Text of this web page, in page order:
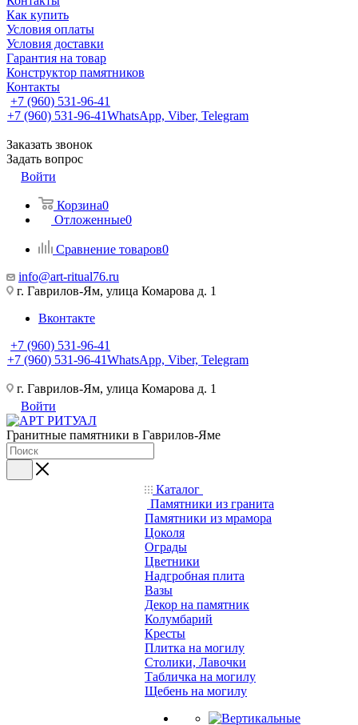
Как купить
Условия оплаты
Условия доставки
Гарантия на товар
Конструктор памятников
Контакты
+7 (960) 531-96-41
+7 (960) 531-96-41WhatsApp, Viber, Telegram
Заказать звонок
Задать вопрос
Войти
Корзина0
Отложенные0
Сравнение товаров0
info@art-ritual76.ru
г. Гаврилов-Ям, улица Комарова д. 1
Вконтакте
+7 (960) 531-96-41
+7 (960) 531-96-41WhatsApp, Viber, Telegram
г. Гаврилов-Ям, улица Комарова д. 1
Войти
Гранитные памятники в Гаврилов-Яме
Каталог
Памятники из гранита
Памятники из мрамора
Цоколя
Ограды
Цветники
Надгробная плита
Вазы
Декор на памятник
Колумбарий
Кресты
Плитка на могилу
Столики, Лавочки
Табличка на могилу
Щебень на могилу